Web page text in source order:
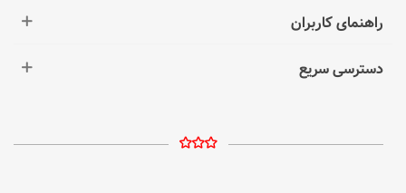
راهنمای کاربران
دسترسی سریع